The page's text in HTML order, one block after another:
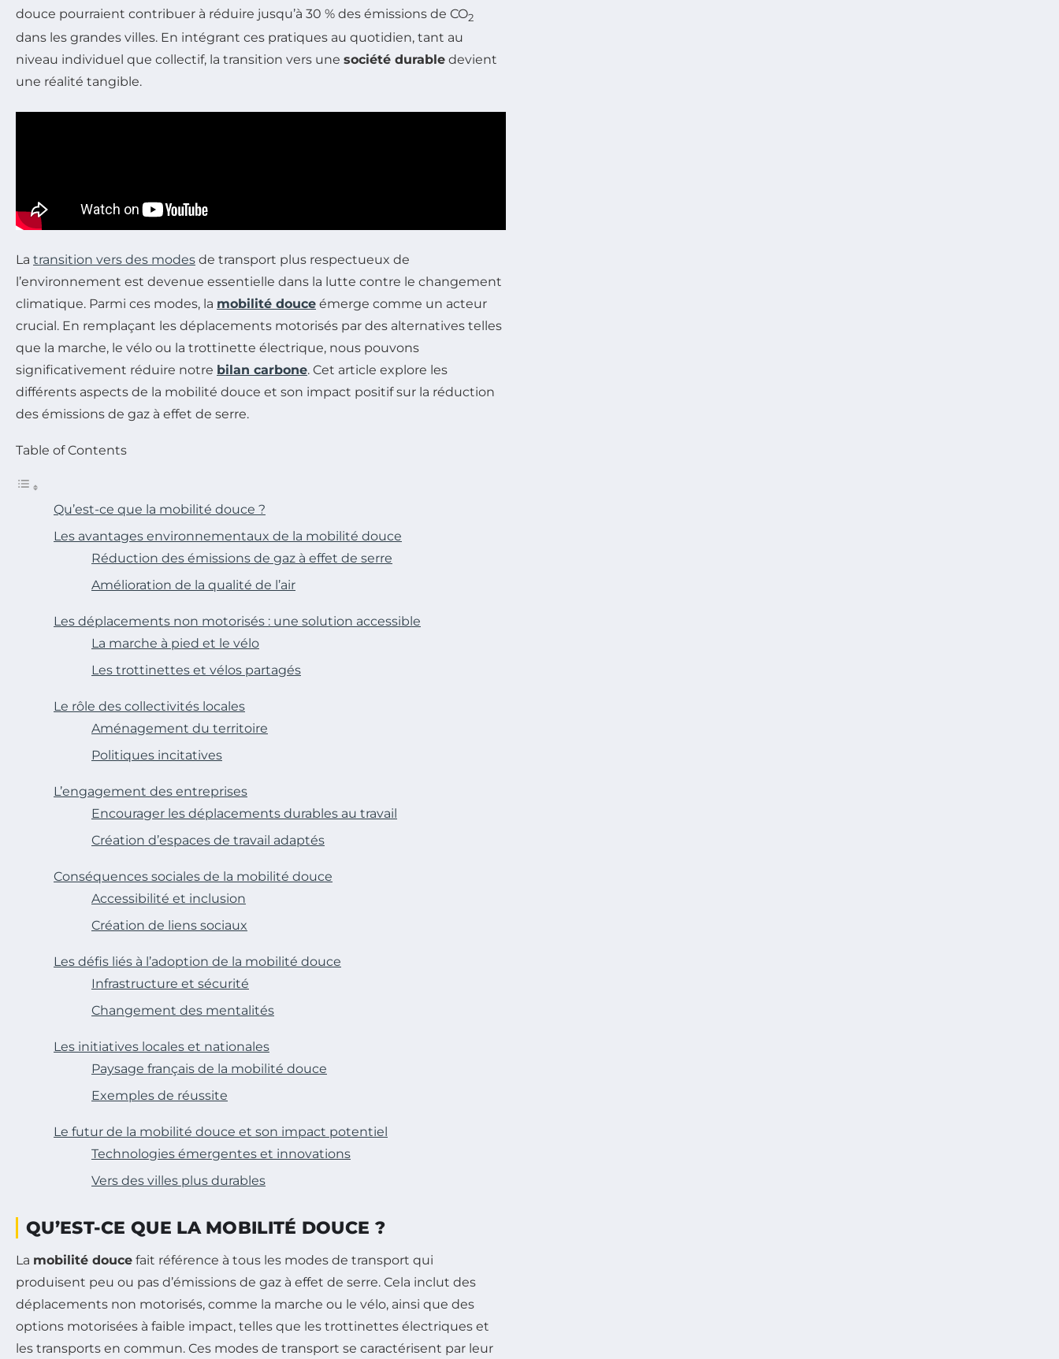
douce pourraient contribuer à réduire jusqu’à 30 % des émissions de CO2
dans les grandes villes. En intégrant ces pratiques au quotidien, tant au
niveau individuel que collectif, la transition vers une société durable devient
une réalité tangible.
La transition vers des modes de transport plus respectueux de
l’environnement est devenue essentielle dans la lutte contre le changement
climatique. Parmi ces modes, la mobilité douce émerge comme un acteur
crucial. En remplaçant les déplacements motorisés par des alternatives telles
que la marche, le vélo ou la trottinette électrique, nous pouvons
significativement réduire notre bilan carbone. Cet article explore les
différents aspects de la mobilité douce et son impact positif sur la réduction
des émissions de gaz à effet de serre.
Table of Contents
Qu’est-ce que la mobilité douce ?
Les avantages environnementaux de la mobilité douce
Réduction des émissions de gaz à effet de serre
Amélioration de la qualité de l’air
Les déplacements non motorisés : une solution accessible
La marche à pied et le vélo
Les trottinettes et vélos partagés
Le rôle des collectivités locales
Aménagement du territoire
Politiques incitatives
L’engagement des entreprises
Encourager les déplacements durables au travail
Création d’espaces de travail adaptés
Conséquences sociales de la mobilité douce
Accessibilité et inclusion
Création de liens sociaux
Les défis liés à l’adoption de la mobilité douce
Infrastructure et sécurité
Changement des mentalités
Les initiatives locales et nationales
Paysage français de la mobilité douce
Exemples de réussite
Le futur de la mobilité douce et son impact potentiel
Technologies émergentes et innovations
Vers des villes plus durables
QU’EST-CE QUE LA MOBILITÉ DOUCE ?
La mobilité douce fait référence à tous les modes de transport qui
produisent peu ou pas d’émissions de gaz à effet de serre. Cela inclut des
déplacements non motorisés, comme la marche ou le vélo, ainsi que des
options motorisées à faible impact, telles que les trottinettes électriques et
les transports en commun. Ces modes de transport se caractérisent par leur